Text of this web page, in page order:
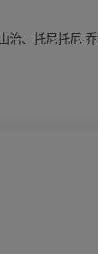
、托尼托尼·